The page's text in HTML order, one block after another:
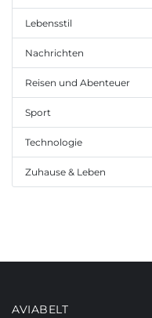
Lebensstil
Nachrichten
Reisen und Abenteuer
Sport
Technologie
Zuhause & Leben
AVIABELT